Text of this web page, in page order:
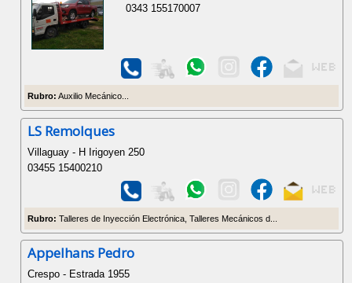
0343 155170007
Rubro: Auxilio Mecánico...
LS Remolques
Villaguay - H Irigoyen 250
03455 15400210
Rubro: Talleres de Inyección Electrónica, Talleres Mecánicos d...
Appelhans Pedro
Crespo - Estrada 1955